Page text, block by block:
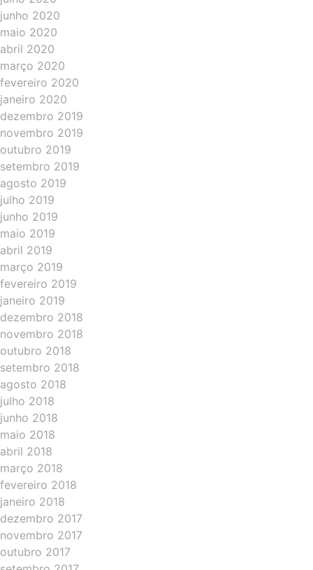
junho 2020
maio 2020
abril 2020
março 2020
fevereiro 2020
janeiro 2020
dezembro 2019
novembro 2019
outubro 2019
setembro 2019
agosto 2019
julho 2019
junho 2019
maio 2019
abril 2019
março 2019
fevereiro 2019
janeiro 2019
dezembro 2018
novembro 2018
outubro 2018
setembro 2018
agosto 2018
julho 2018
junho 2018
maio 2018
abril 2018
março 2018
fevereiro 2018
janeiro 2018
dezembro 2017
novembro 2017
outubro 2017